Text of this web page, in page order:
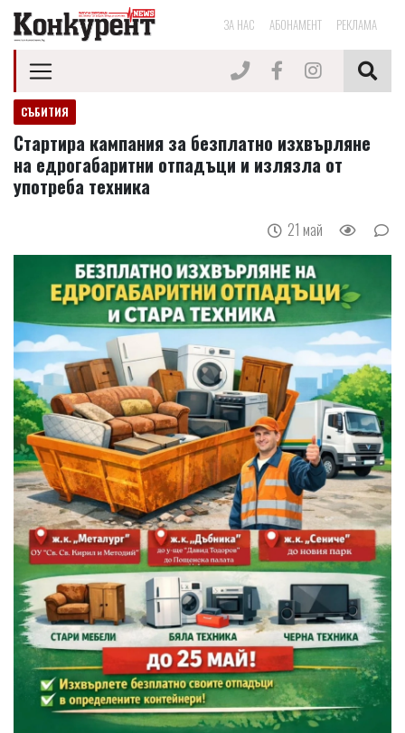
ЗА НАС АБОНАМЕНТ РЕКЛАМА
СЪБИТИЯ
Стартира кампания за безплатно изхвърляне
на едрогабаритни отпадъци и излязла от
употреба техника
21 май